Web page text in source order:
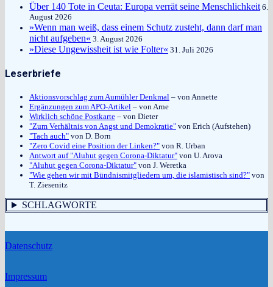
Über 140 Tote in Ceuta: Europa verrät seine Menschlichkeit 6.
August 2026
»Wenn man weiß, dass einem Schutz zusteht, dann darf man
nicht aufgeben« 3. August 2026
»Diese Ungewissheit ist wie Folter« 31. Juli 2026
Leserbriefe
Aktionsvorschlag zum Aumühler Denkmal – von Annette
Ergänzungen zum APO-Artikel – von Arne
Wirklich schöne Postkarte – von Dieter
"Zum Verhältnis von Angst und Demokratie" von Erich (Aufstehen)
"Tach auch" von D. Born
"Zero Covid eine Position der Linken?" von R. Urban
Antwort auf "Aluhut gegen Corona-Diktatur" von U. Arova
"Aluhut gegen Corona-Diktatur" von J. Weretka
"Wie gehen wir mit Bündnismitgliedern um, die islamistisch sind?" von
T. Ziesenitz
SCHLAGWORTE
Datenschutz
Impressum